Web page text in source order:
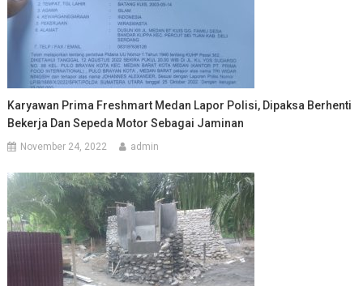
Karyawan Prima Freshmart Medan Lapor Polisi, Dipaksa Berhenti
Bekerja Dan Sepeda Motor Sebagai Jaminan
November 24, 2022 admin